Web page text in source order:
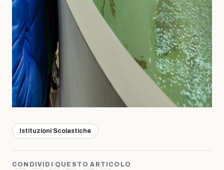
Istituzioni Scolastiche
CONDIVIDI QUESTO ARTICOLO